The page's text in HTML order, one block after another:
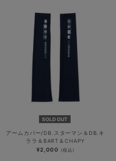
SOLD OUT
アームカバー/DB.スターマン＆DB.キ
ララ＆BART＆CHAPY
¥2,000 (税込)